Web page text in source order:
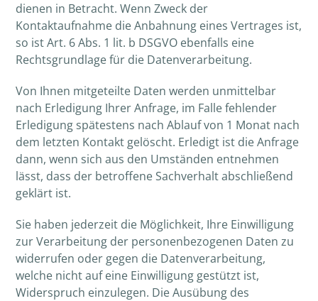
dienen in Betracht. Wenn Zweck der
Kontaktaufnahme die Anbahnung eines Vertrages ist,
so ist Art. 6 Abs. 1 lit. b DSGVO ebenfalls eine
Rechtsgrundlage für die Datenverarbeitung.
Von Ihnen mitgeteilte Daten werden unmittelbar
nach Erledigung Ihrer Anfrage, im Falle fehlender
Erledigung spätestens nach Ablauf von 1 Monat nach
dem letzten Kontakt gelöscht. Erledigt ist die Anfrage
dann, wenn sich aus den Umständen entnehmen
lässt, dass der betroffene Sachverhalt abschließend
geklärt ist.
Sie haben jederzeit die Möglichkeit, Ihre Einwilligung
zur Verarbeitung der personenbezogenen Daten zu
widerrufen oder gegen die Datenverarbeitung,
welche nicht auf eine Einwilligung gestützt ist,
Widerspruch einzulegen. Die Ausübung des